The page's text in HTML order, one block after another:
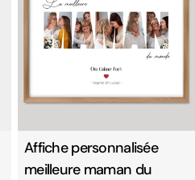
Affiche personnalisée
meilleure maman du